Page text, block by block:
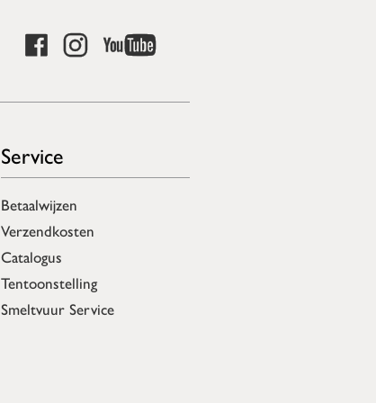
Service
Betaalwijzen
Verzendkosten
Catalogus
Tentoonstelling
Smeltvuur Service